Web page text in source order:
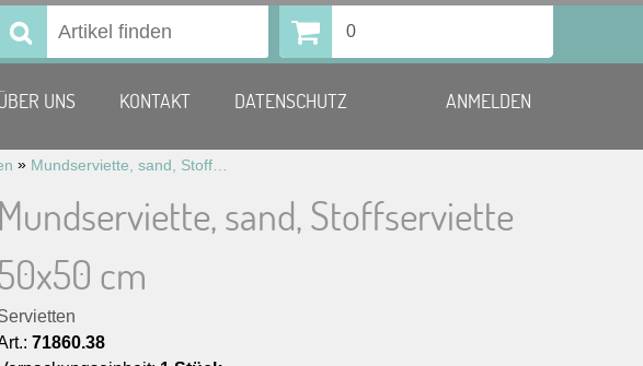
Suchen 0
UNS KONTAKT DATENSCHUTZ ANMELDEN
»
Mundserviette, sand, Stoffserviette
cm
71860.38